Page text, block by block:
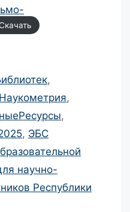
,
Наукометрия,
,
, ЭБС
научно-
Республики